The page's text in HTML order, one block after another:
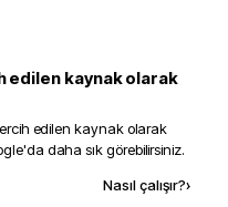
kaynak olarak
edilen kaynak olarak
daha sık görebilirsiniz.
Nasıl çalışır?›